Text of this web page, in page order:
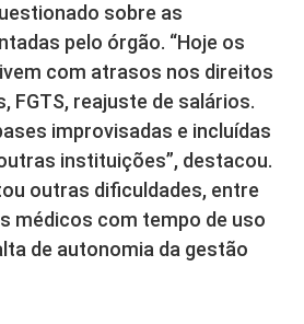
sobre as
pelo órgão. “Hoje os
com atrasos nos direitos
FGTS, reajuste de salários.
improvisadas e incluídas
instituições”, destacou.
outras dificuldades, entre
médicos com tempo de uso
de autonomia da gestão